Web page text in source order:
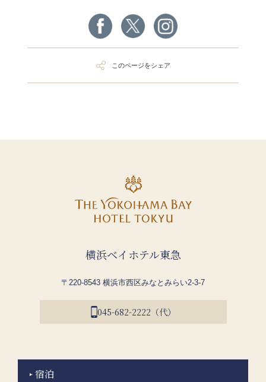
このページをシェア
横浜ベイホテル東急
〒220-8543 横浜市西区みなとみらい2-3-7
045-682-2222（代）
宿泊